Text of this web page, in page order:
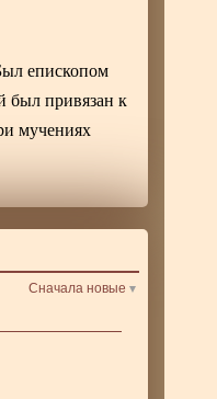
епископом
был привязан к
мучениях
Сначала новые